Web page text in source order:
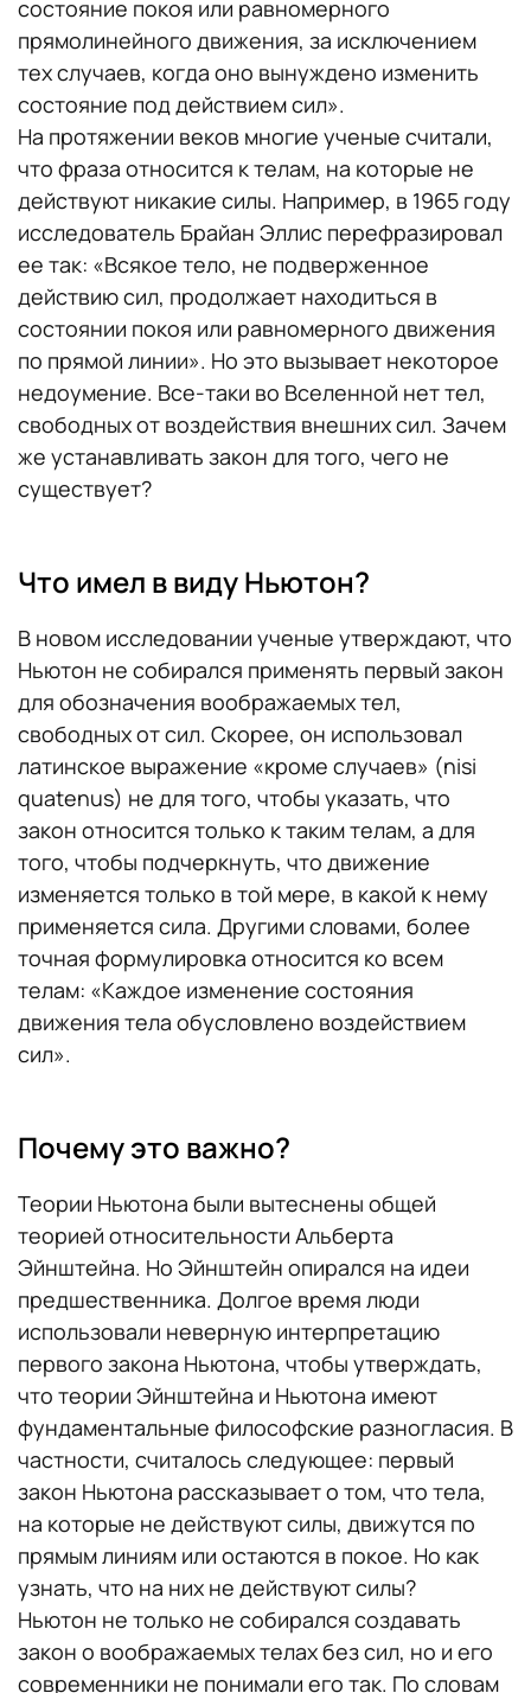
состояние покоя или равномерного
прямолинейного движения, за исключением
тех случаев, когда оно вынуждено изменить
состояние под действием сил».
На протяжении веков многие ученые считали,
что фраза относится к телам, на которые не
действуют никакие силы. Например, в 1965 году
исследователь Брайан Эллис перефразировал
ее так: «Всякое тело, не подверженное
действию сил, продолжает находиться в
состоянии покоя или равномерного движения
по прямой линии». Но это вызывает некоторое
недоумение. Все-таки во Вселенной нет тел,
свободных от воздействия внешних сил. Зачем
же устанавливать закон для того, чего не
существует?
Что имел в виду Ньютон?
В новом исследовании ученые утверждают, что
Ньютон не собирался применять первый закон
для обозначения воображаемых тел,
свободных от сил. Скорее, он использовал
латинское выражение «кроме случаев» (nisi
quatenus) не для того, чтобы указать, что
закон относится только к таким телам, а для
того, чтобы подчеркнуть, что движение
изменяется только в той мере, в какой к нему
применяется сила. Другими словами, более
точная формулировка относится ко всем
телам: «Каждое изменение состояния
движения тела обусловлено воздействием
сил».
Почему это важно?
Теории Ньютона были вытеснены общей
теорией относительности Альберта
Эйнштейна. Но Эйнштейн опирался на идеи
предшественника. Долгое время люди
использовали неверную интерпретацию
первого закона Ньютона, чтобы утверждать,
что теории Эйнштейна и Ньютона имеют
фундаментальные философские разногласия. В
частности, считалось следующее: первый
закон Ньютона рассказывает о том, что тела,
на которые не действуют силы, движутся по
прямым линиям или остаются в покое. Но как
узнать, что на них не действуют силы?
Ньютон не только не собирался создавать
закон о воображаемых телах без сил, но и его
современники не понимали его так. По словам